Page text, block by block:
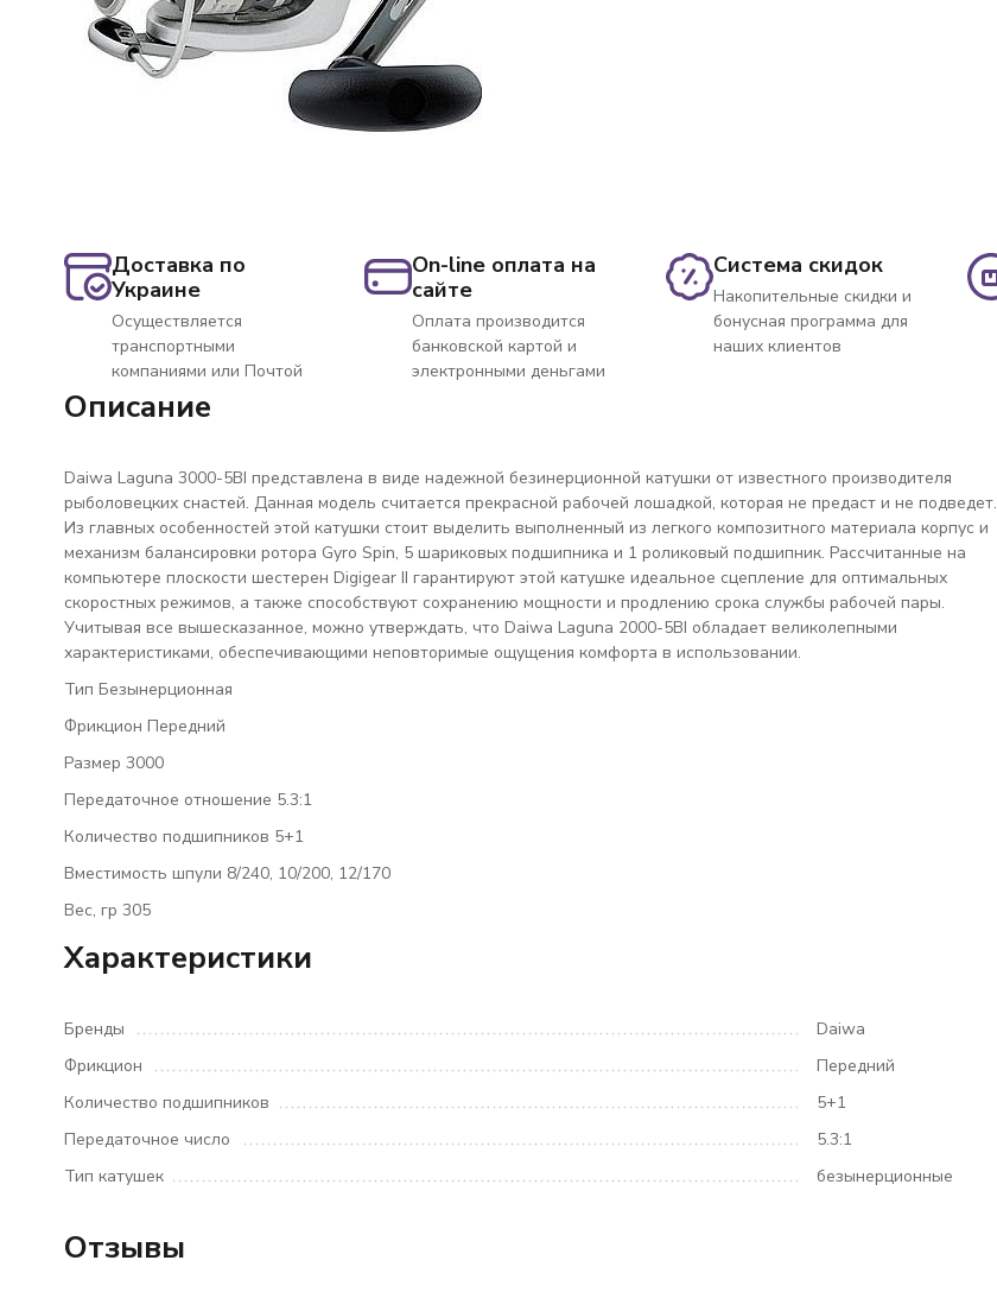
Доставка по
Украине
Осуществляется
транспортными
компаниями или Почтой
On-line оплата на
сайте
Оплата производится
банковской картой и
электронными деньгами
Система скидок
Накопительные скидки и
бонусная программа для
наших клиентов
Описание
Daiwa Laguna 3000-5BI представлена в виде надежной безинерционной катушки от известного производителя
рыболовецких снастей. Данная модель считается прекрасной рабочей лошадкой, которая не предаст и не подведет.
Из главных особенностей этой катушки стоит выделить выполненный из легкого композитного материала корпус и
механизм балансировки ротора Gyro Spin, 5 шариковых подшипника и 1 роликовый подшипник. Рассчитанные на
компьютере плоскости шестерен Digigear II гарантируют этой катушке идеальное сцепление для оптимальных
скоростных режимов, а также способствуют сохранению мощности и продлению срока службы рабочей пары.
Учитывая все вышесказанное, можно утверждать, что Daiwa Laguna 2000-5BI обладает великолепными
характеристиками, обеспечивающими неповторимые ощущения комфорта в использовании.
Тип Безынерционная
Фрикцион Передний
Размер 3000
Передаточное отношение 5.3:1
Количество подшипников 5+1
Вместимость шпули 8/240, 10/200, 12/170
Вес, гр 305
Характеристики
Бренды
Daiwa
Фрикцион
Передний
Количество подшипников
5+1
Передаточное число
5.3:1
Тип катушек
безынерционные
Отзывы